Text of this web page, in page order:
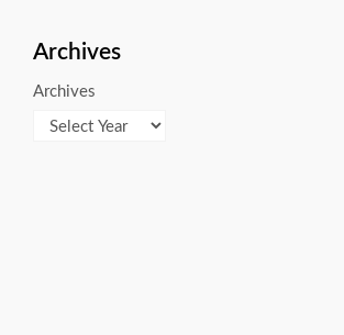
Archives
Archives